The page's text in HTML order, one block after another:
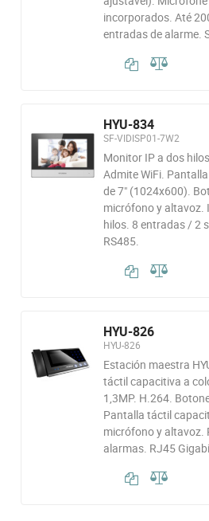
incorporados. Até
entradas de alarme.
HYU-834
SF-VIDISP01-7W2
Monitor IP a dos
Admite WiFi.
de 7" (1024x600).
micrófono y altavoz.
hilos. 8 entradas / 2
RS485.
HYU-826
HYU-826
Estación maestra
táctil capacitiva a
1,3MP. H.264.
Pantalla táctil
micrófono y altavoz.
alarmas. RJ45